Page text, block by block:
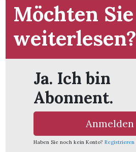
Möchten Sie
weiterlesen?
Ja. Ich bin
Abonnent.
Anmelden
Haben Sie noch kein Konto? Registrieren